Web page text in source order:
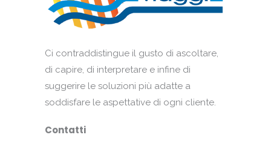
Ci contraddistingue il gusto di ascoltare,
di capire, di interpretare e infine di
suggerire le soluzioni più adatte a
soddisfare le aspettative di ogni cliente.
Contatti